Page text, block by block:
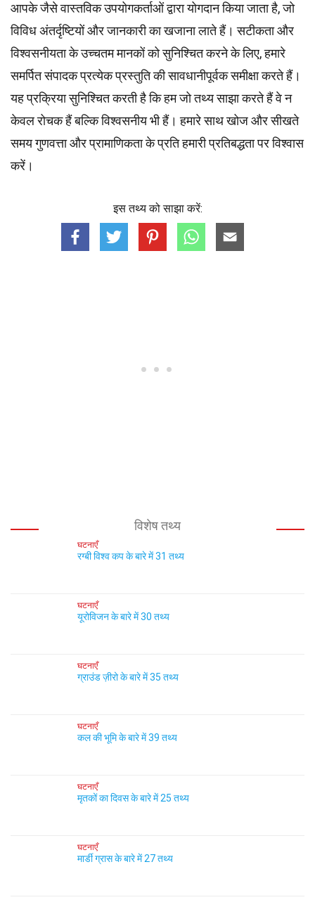
आपके जैसे वास्तविक उपयोगकर्ताओं द्वारा योगदान किया जाता है, जो
विविध अंतर्दृष्टियों और जानकारी का खजाना लाते हैं। सटीकता और
विश्वसनीयता के उच्चतममानकोंको सुनिश्चित करने के लिए, हमारे
समर्पितसंपादकप्रत्येक प्रस्तुति की सावधानीपूर्वक समीक्षा करते हैं।
यह प्रक्रिया सुनिश्चित करती है कि हम जो तथ्य साझा करते हैं वे न
केवल रोचक हैं बल्कि विश्वसनीय भी हैं। हमारे साथ खोज और सीखते
समय गुणवत्ता और प्रामाणिकता के प्रति हमारी प्रतिबद्धता पर विश्वास
करें।
इस तथ्य को साझा करें:
विशेष तथ्य
घटनाएँ
रग्बी विश्व कप के बारे में 31 तथ्य
घटनाएँ
यूरोविजन के बारे में 30 तथ्य
घटनाएँ
ग्राउंड ज़ीरो के बारे में 35 तथ्य
घटनाएँ
कल की भूमि के बारे में 39 तथ्य
घटनाएँ
मृतकों का दिवस के बारे में 25 तथ्य
घटनाएँ
मार्डी ग्रास के बारे में 27 तथ्य